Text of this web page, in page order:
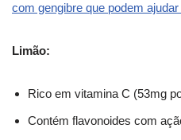
com gengibre que podem
Limão:
Rico em vitamina C (53mg
Contém flavonoides com